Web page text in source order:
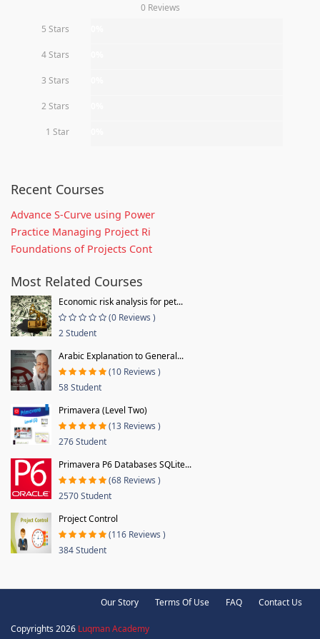
0 Reviews
5 Stars
4 Stars
3 Stars
2 Stars
1 Star
Recent Courses
Advance S-Curve using Power
Practice Managing Project Ri
Foundations of Projects Cont
Most Related Courses
Economic risk analysis for pet...
(0 Reviews )
2 Student
Arabic Explanation to General...
(10 Reviews )
58 Student
Primavera (Level Two)
(13 Reviews )
276 Student
Primavera P6 Databases SQLite...
(68 Reviews )
2570 Student
Project Control
(116 Reviews )
384 Student
Our Story Terms Of Use FAQ Contact Us
Copyrights 2026 Luqman Academy